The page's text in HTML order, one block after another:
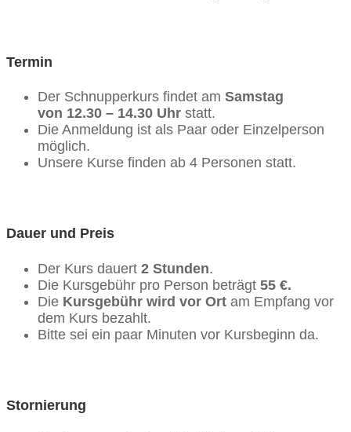
Termin
Der Schnupperkurs findet am Samstag
von 12.30 – 14.30 Uhr statt.
Die Anmeldung ist als Paar oder Einzelperson
möglich.
Unsere Kurse finden ab 4 Personen statt.
Dauer und Preis
Der Kurs dauert 2 Stunden.
Die Kursgebühr pro Person beträgt 55 €.
Die Kursgebühr wird vor Ort am Empfang vor
dem Kurs bezahlt.
Bitte sei ein paar Minuten vor Kursbeginn da.
Stornierung